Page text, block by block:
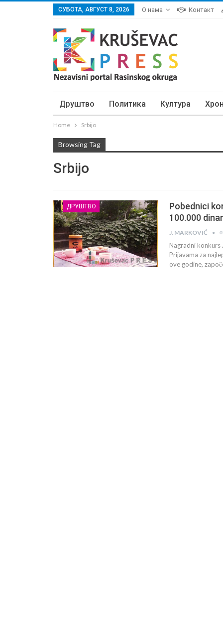
СУБОТА, АВГУСТ 8, 2026 О нама Контакт
Друштво Политика Култура
Home Srbijo
Browsing Tag
Srbijo
ДРУШТВО
Pobednici
100.000
J. MARKOVIĆ
Nagradni konkurs
Prijavama za
ove godine,